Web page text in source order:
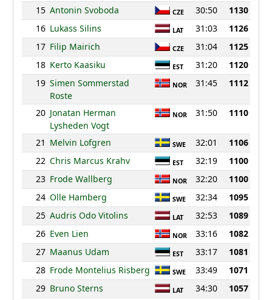
15 Antonin Svoboda CZE 30:50
1130
16 Lukass Silins LAT 31:03
1126
17 Filip Mairich CZE 31:04
1125
18 Kerto Kaasiku EST 31:20
1120
19 Simen Sommerstad
Roste
NOR 31:45 1112
20 Jonatan Herman
Lysheden Vogt
NOR 31:50 1110
21 Melvin Lofgren SWE 32:01
1106
22 Chris Marcus Krahv EST 32:19
1100
23 Frode Wallberg NOR 32:20
1100
24 Olle Hamberg SWE 32:34
1095
25 Audris Odo Vitolins LAT 32:53
1089
26 Even Lien NOR 33:16
1082
27 Maanus Udam EST 33:17
1081
28 Frode Montelius Risberg SWE 33:49
1071
29 Bruno Sterns LAT 34:30
1057